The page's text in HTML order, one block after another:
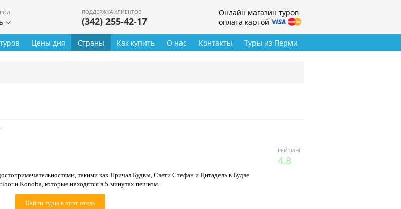
ПОДДЕРЖКА КЛИЕНТОВ
(342) 255-42-17
Онлайн магазин туров
оплата картой
Туры из Перми
Цены дня Страны Как купить О нас Контакты
РЕЙТИНГ
4.8
такими как Причал Будвы, Свети Стефан и Цитадель в Будве.
и Konoba, которые находятся в 5 минутах пешком.
Найти туры в этот отель